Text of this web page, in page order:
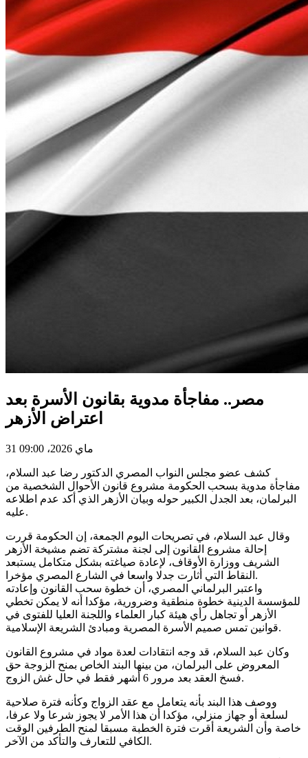
مصر.. مفاجأة مدوية بقانون الأسرة بعد
اعتراض الأزهر
31 ماي 2026، 09:00
كشف عضو مجلس النواب المصري الدكتور رضا عبد السلام،
مفاجأة مدوية بسحب الحكومة مشروع قانون الأحوال الشخصية من
البرلمان، بعد الجدل الكبير حوله وبيان الأزهر الذي أكد عدم اطلاعه
عليه.
وقال عبد السلام، في تصريحات اليوم الجمعة، إن الحكومة قررت
إحالة مشروع القانون إلى لجنة مشتركة تضم مشيخة الأزهر
الشريف ووزارة الأوقاف، لإعادة صياغته بشكل متكامل يستبعد
النقاط التي أثارت جدلا واسعا في الشارع المصري مؤخرا.
واعتبر البرلماني المصري، أن خطوة سحب القانون وإعادته
للمؤسسة الدينية خطوة منطقية وضرورية، مؤكدا أنه لا يمكن تخطي
الأزهر أو تجاهل رأي هيئة كبار العلماء واللجنة العليا للفتوى في
قوانين تمس صميم الأسرة المصرية ومبادئ الشريعة الإسلامية.
وكان عبد السلام، قد وجه انتقادات لعدة مواد في مشروع القانون
المعروض على البرلمان، من بينها البند الخاص بمنح الزوجة حق
فسخ العقد بعد مرور 6 أشهر فقط في حال غش الزوج.
ووصف هذا البند بأنه يتعامل مع عقد الزواج وكأنه فترة صلاحية
لسلعة أو جهاز منزلي، مؤكدا أن هذا الأمر لا يجوز شرعا ولا عرفا،
خاصة وأن الشريعة أقرت فترة الخطبة مسبقا لمنح الطرفين الوقت
الكافي للتعارف والتأكد من الآخر.